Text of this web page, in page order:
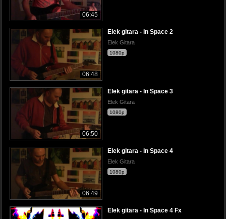
06:45
06:48
Elek gitara - In Space 2
Elek Gitara
1080p
06:50
Elek gitara - In Space 3
Elek Gitara
1080p
06:49
Elek gitara - In Space 4
Elek Gitara
1080p
Elek gitara - In Space 4 Fx